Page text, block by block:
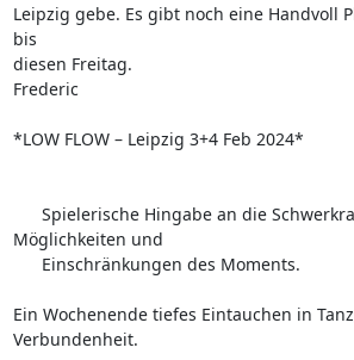
Leipzig gebe. Es gibt noch eine Handvoll
bis
diesen Freitag.
Frederic
*LOW FLOW – Leipzig 3+4 Feb 2024*
Möglichkeiten und
Ein Wochenende tiefes Eintauchen in
Verbundenheit.